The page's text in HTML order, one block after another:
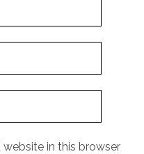
in this browser